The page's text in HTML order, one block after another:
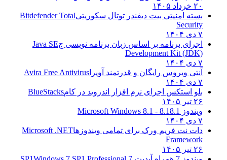
۲۰ خرداد ۱۴۰۵
بسته امنیتی بیت دیفندر توتال سکوریتیBitdefender Total
Security
۷ دی ۱۴۰۴
اجرای برنامه بر اساس زبان برنامه نویسی جJava SE
Development Kit (JDK)
۷ دی ۱۴۰۴
آنتی ویروس رایگان و قدرتمند آویرا Avira Free Antivirus
۷ دی ۱۴۰۴
بلو استکس اجرای نرم افزار اندروید در کامBlueStacks
۲۶ تیر ۱۴۰۵
ویندوز 8.1
8.1 - Microsoft Windows 8.1
۷ دی ۱۴۰۴
دات نت فریم ورک برای تمامی ویندوزهاMicrosoft .NET
Framework
۲۶ تیر ۱۴۰۵